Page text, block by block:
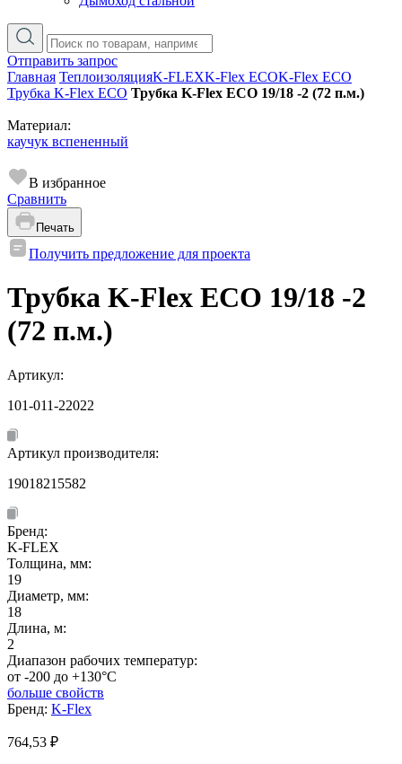
Отправить запрос
Главная ТеплоизоляцияK-FLEXK-Flex ECOK-Flex ECO
Трубка K-Flex ECO Трубка K-Flex ECO 19/18 -2 (72 п.м.)
Материал:
каучук вспененный
В избранное
Сравнить
Печать
Получить предложение для проекта
Трубка K-Flex ECO 19/18 -2
(72 п.м.)
Артикул:
101-011-22022
Артикул производителя:
19018215582
Бренд:
K-FLEX
Толщина, мм:
19
Диаметр, мм:
18
Длина, м:
2
Диапазон рабочих температур:
от -200 до +130°C
больше свойств
Бренд: K-Flex
764,53 ₽